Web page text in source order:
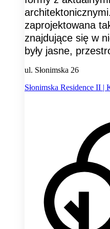
zaprojektowana
znajdujące się w
były jasne,
ul. Słonimska 26
Słonimska Residence II